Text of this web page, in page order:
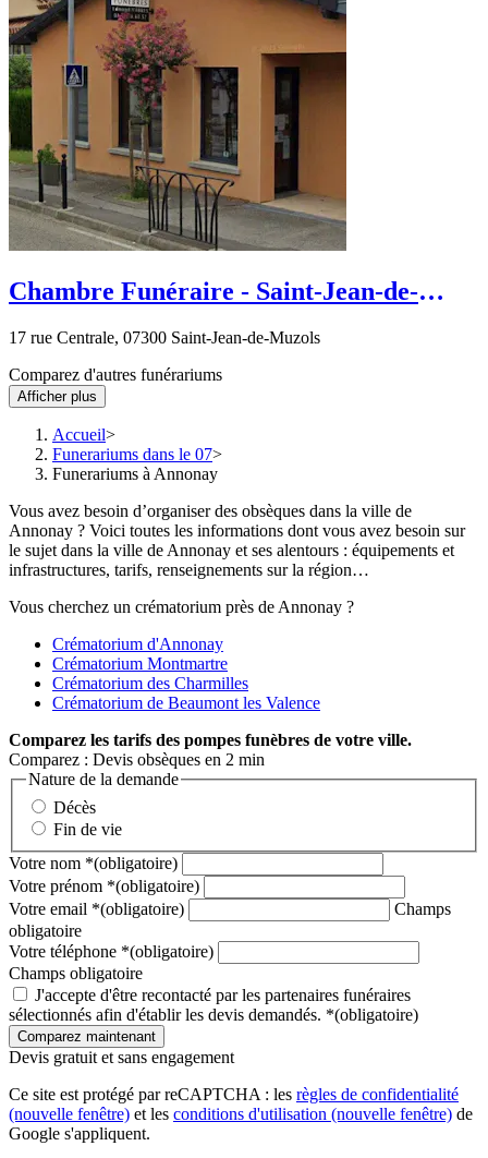
Chambre Funéraire - Saint-Jean-de-
17 rue Centrale, 07300 Saint-Jean-de-Muzols
Comparez d'autres funérariums
Afficher plus
Accueil
Funerariums dans le 07
Funerariums à Annonay
Vous avez besoin d’organiser des obsèques dans la ville de
Annonay ? Voici toutes les informations dont vous avez besoin sur
le sujet dans la ville de Annonay et ses alentours : équipements et
infrastructures, tarifs, renseignements sur la région…
Vous cherchez un crématorium près de Annonay ?
Crématorium d'Annonay
Crématorium Montmartre
Crématorium des Charmilles
Crématorium de Beaumont les Valence
Comparez les tarifs des pompes funèbres de votre ville.
Comparez : Devis obsèques en 2 min
Nature de la demande
Décès
Fin de vie
Votre nom *(obligatoire)
Votre prénom *(obligatoire)
Votre email *(obligatoire)
Champs
obligatoire
Votre téléphone *(obligatoire)
Champs obligatoire
J'accepte d'être recontacté par les partenaires funéraires
sélectionnés afin d'établir les devis demandés. *(obligatoire)
Devis gratuit et sans engagement
Ce site est protégé par reCAPTCHA : les règles de confidentialité
(nouvelle fenêtre) et les conditions d'utilisation (nouvelle fenêtre) de
Google s'appliquent.